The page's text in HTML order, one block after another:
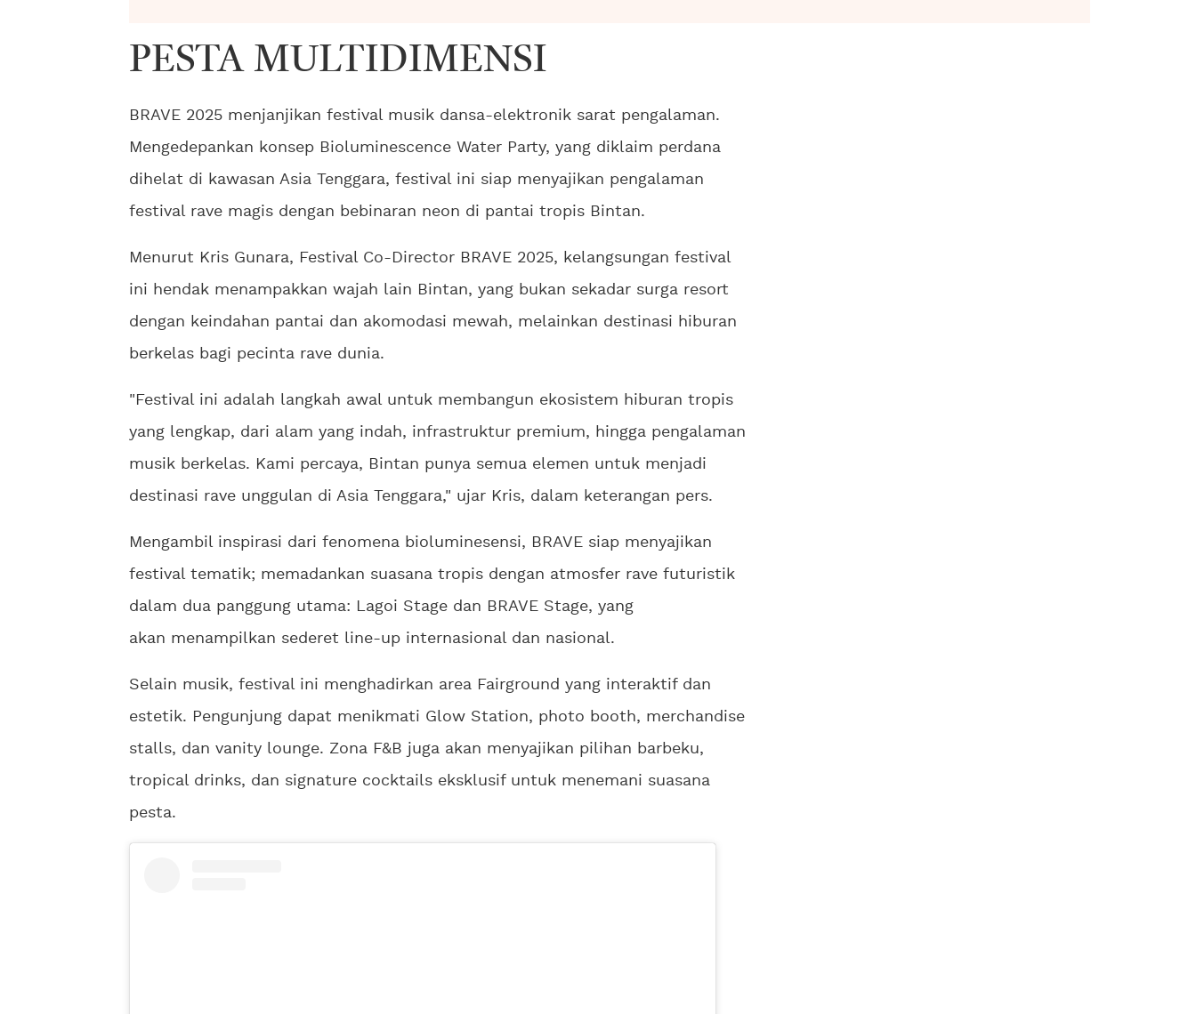
PESTA MULTIDIMENSI
BRAVE 2025 menjanjikan festival musik dansa-elektronik sarat pengalaman.
Mengedepankan konsep Bioluminescence Water Party, yang diklaim perdana
dihelat di kawasan Asia Tenggara, festival ini siap menyajikan pengalaman
festival rave magis dengan bebinaran neon di pantai tropis Bintan.
Menurut Kris Gunara, Festival Co-Director BRAVE 2025, kelangsungan festival
ini hendak menampakkan wajah lain Bintan, yang bukan sekadar surga resort
dengan keindahan pantai dan akomodasi mewah, melainkan destinasi hiburan
berkelas bagi pecinta rave dunia.
"Festival ini adalah langkah awal untuk membangun ekosistem hiburan tropis
yang lengkap, dari alam yang indah, infrastruktur premium, hingga pengalaman
musik berkelas. Kami percaya, Bintan punya semua elemen untuk menjadi
destinasi rave unggulan di Asia Tenggara," ujar Kris, dalam keterangan pers.
Mengambil inspirasi dari fenomena bioluminesensi, BRAVE siap menyajikan
festival tematik; memadankan suasana tropis dengan atmosfer rave futuristik
dalam dua panggung utama: Lagoi Stage dan BRAVE Stage, yang
akan menampilkan sederet line-up internasional dan nasional.
Selain musik, festival ini menghadirkan area Fairground yang interaktif dan
estetik. Pengunjung dapat menikmati Glow Station, photo booth, merchandise
stalls, dan vanity lounge. Zona F&B juga akan menyajikan pilihan barbeku,
tropical drinks, dan signature cocktails eksklusif untuk menemani suasana
pesta.